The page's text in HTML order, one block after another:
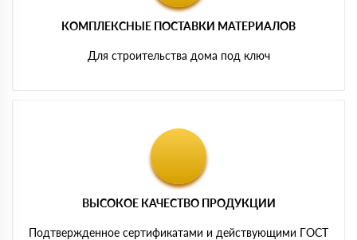
КОМПЛЕКСНЫЕ ПОСТАВКИ МАТЕРИАЛОВ
Для строительства дома под ключ
ВЫСОКОЕ КАЧЕСТВО ПРОДУКЦИИ
Подтвержденное сертификатами и действующими ГОСТ